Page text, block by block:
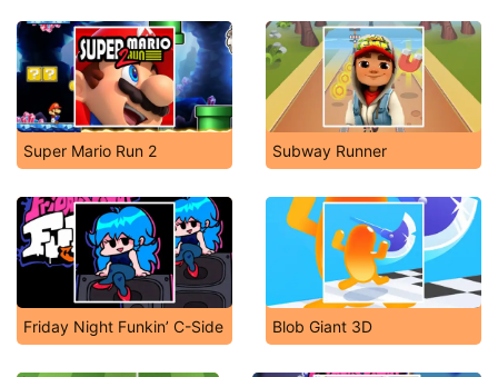
Super Mario Run 2 Subway Runner
Friday Night Funkin’ C-Side Blob Giant 3D